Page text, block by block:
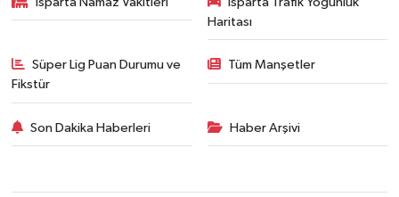
Haritası
Süper Lig Puan Durumu ve
Fikstür
Tüm Manşetler
Son Dakika Haberleri Haber Arşivi